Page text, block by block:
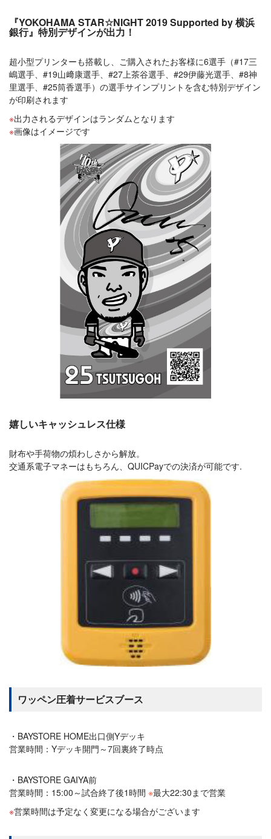
『YOKOHAMA STAR☆NIGHT 2019 Supported by 横浜
銀行』特別デザインが出力！
超小型プリンターも搭載し、ご購入されたお客様に6選手（#17三
嶋選手、#19山﨑康選手、#27上茶谷選手、#29伊藤光選手、#8神
里選手、#25筒香選手）の選手サインプリントを含む特別デザイン
が印刷されます
出力されるデザインはランダムとなります
画像はイメージです
嬉しいキャッシュレス仕様
財布や手荷物の煩わしさから解放。
交通系電子マネーはもちろん、QUICPayでの決済が可能です.
ワッペン圧着サービスブース
BAYSTORE HOME出口側Yデッキ
営業時間：Yデッキ開門～7回裏終了時点
BAYSTORE GAIYA前
営業時間：15:00～試合終了後1時間 ※最大22:30まで営業
営業時間は予定なく変更になる場合がございます